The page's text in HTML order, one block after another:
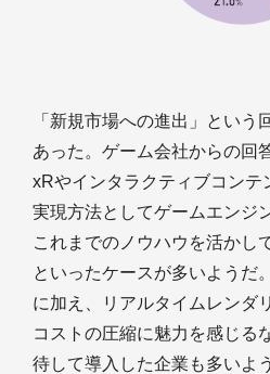
「新規市場への進出」という
あった。ゲーム会社からの回
xRやインタラクティブコンテ
実現方法としてゲームエンジ
これまでのノウハウを活かし
といったケースが多いようだ
に加え、リアルタイムレンダ
コストの圧縮に魅力を感じる
待して導入した企業も多いよ